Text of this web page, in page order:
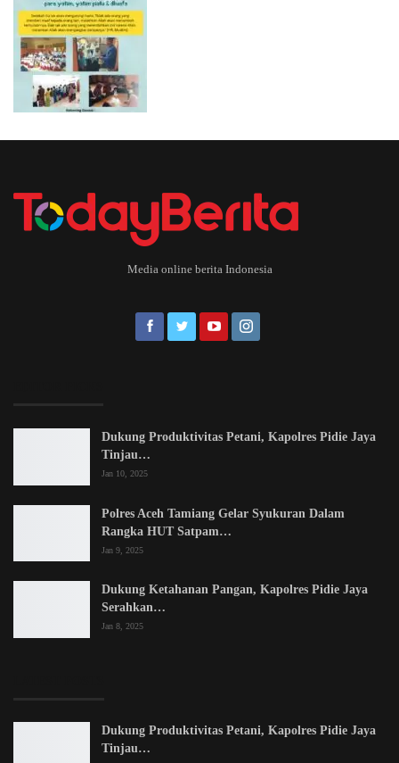
Media online berita Indonesia
Dukung Produktivitas Petani, Kapolres Pidie Jaya
Tinjau…
Jan 10, 2025
Polres Aceh Tamiang Gelar Syukuran Dalam
Rangka HUT Satpam…
Jan 9, 2025
Dukung Ketahanan Pangan, Kapolres Pidie Jaya
Serahkan…
Jan 8, 2025
Dukung Produktivitas Petani, Kapolres Pidie Jaya
Tinjau…